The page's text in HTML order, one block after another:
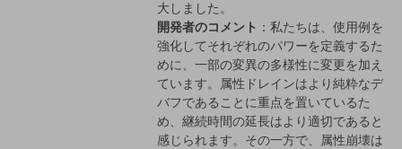
大しました。
開発者のコメント ：私たちは、使用例を
強化してそれぞれのパワーを定義するた
めに、一部の変異の多様性に変更を加え
ています。属性ドレインはより純粋なデ
バフであることに重点を置いているた
め、継続時間の延長はより適切であると
感じられます。その一方で、属性崩壊は